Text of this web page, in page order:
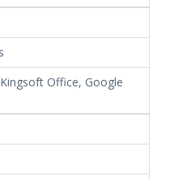
Office, Google